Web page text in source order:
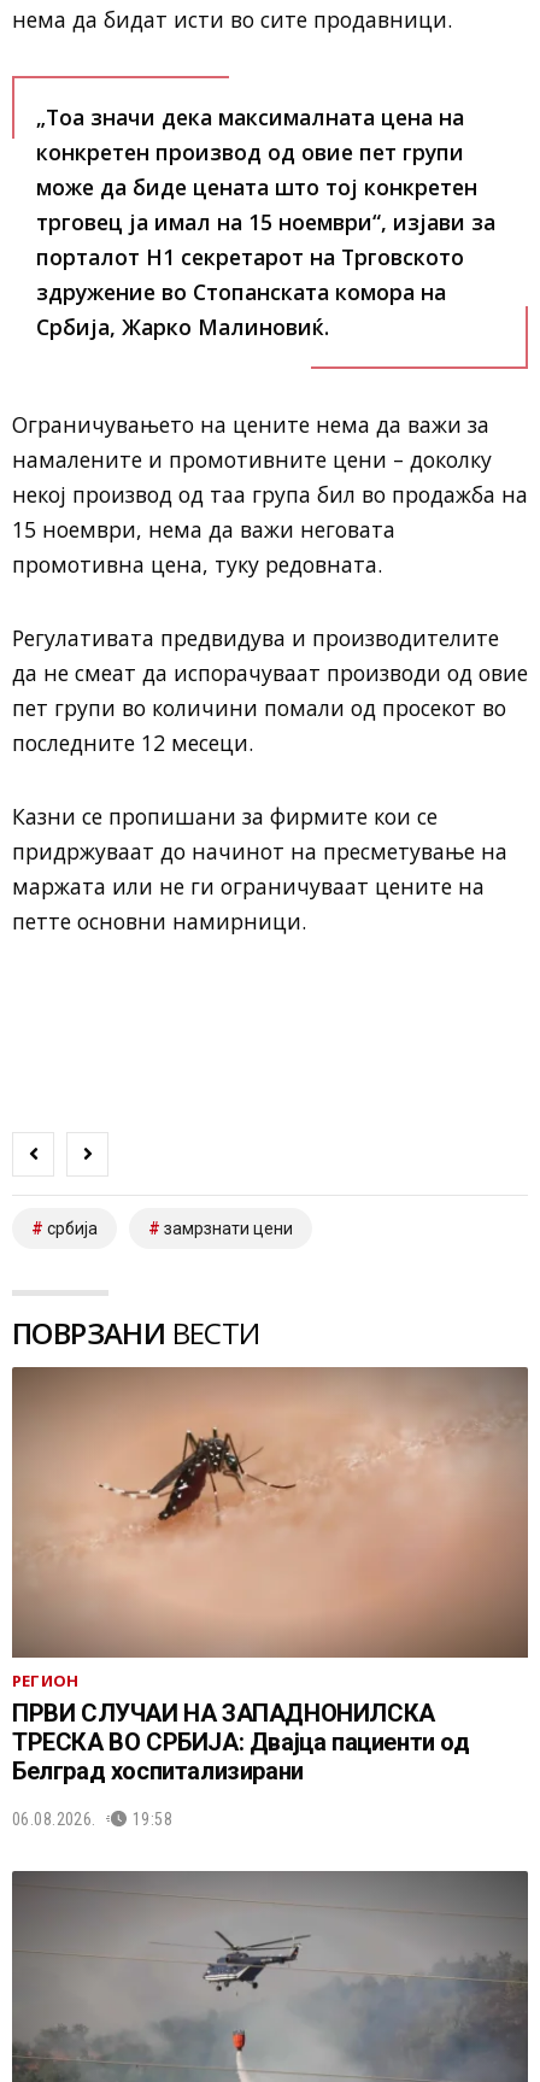
нема да бидат исти во сите продавници.
„Тоа значи дека максималната цена на
конкретен производ од овие пет групи
може да биде цената што тој конкретен
трговец ја имал на 15 ноември“, изјави за
порталот Н1 секретарот на Трговското
здружение во Стопанската комора на
Србија, Жарко Малиновиќ.
Ограничувањето на цените нема да важи за
намалените и промотивните цени – доколку
некој производ од таа група бил во продажба на
15 ноември, нема да важи неговата
промотивна цена, туку редовната.
Регулативата предвидува и производителите
да не смеат да испорачуваат производи од овие
пет групи во количини помали од просекот во
последните 12 месеци.
Казни се пропишани за фирмите кои се
придржуваат до начинот на пресметување на
маржата или не ги ограничуваат цените на
петте основни намирници.
србија замрзнати цени
ПОВРЗАНИ ВЕСТИ
РЕГИОН
ПРВИ СЛУЧАИ НА ЗАПАДНОНИЛСКА
ТРЕСКА ВО СРБИЈА: Двајца пациенти од
Белград хоспитализирани
06.08.2026. 19:58